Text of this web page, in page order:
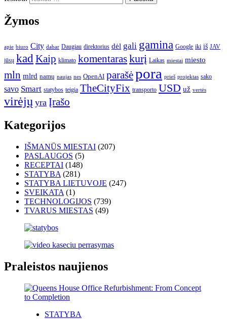
Žymos
apie biuro City dabar Daugiau direktorius dėl gali gamina Google iki iš JAV
jūsų kad Kaip klimato komentaraskurį Laikas miestai miesto
mln mlrd namų naujas nes OpenAI parašėpora prieš projektas sako
savo Smart statybos teigia TheCityFix transporto USD už vertės
virėjų yra Įrašo
Kategorijos
IŠMANŪS MIESTAI (207)
PASLAUGOS (5)
RECEPTAI (148)
STATYBA (281)
STATYBA LIETUVOJE (247)
SVEIKATA (1)
TECHNOLOGIJOS (739)
TVARUS MIESTAS (49)
Praleistos naujienos
STATYBA